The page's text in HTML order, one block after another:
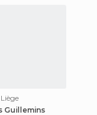
Guillemins